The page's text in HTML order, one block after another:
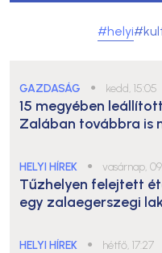
#helyi
GAZDASÁG ● kedd, 15:05
15 megyében
Zalában továbbra is
HELYI HÍREK ● vasárnap,
Tűzhelyen felejtett
egy zalaegerszegi
HELYI HÍREK ● hétfő, 17:27